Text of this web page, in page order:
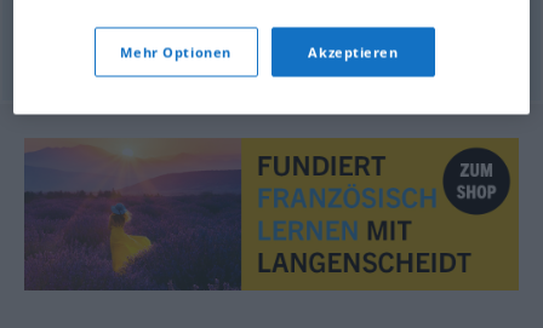
© myThes Dicollecte
Mehr Optionen Akzeptieren